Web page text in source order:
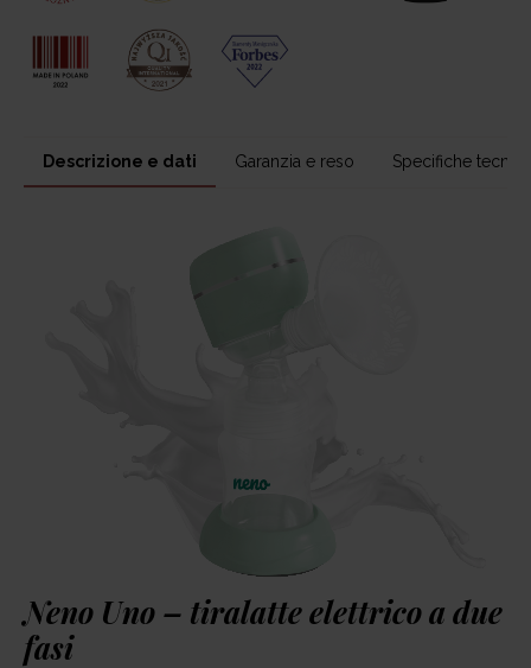
Descrizione e dati Garanzia e reso Specifiche
Neno Uno – tiralatte elettrico a due
fasi